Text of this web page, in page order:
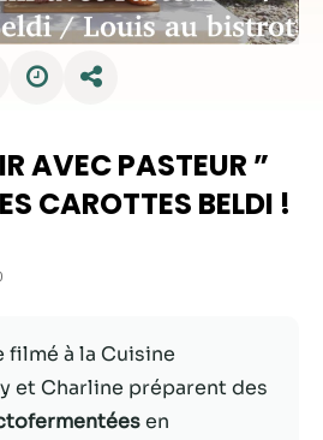
AVEC PASTEUR ”
CAROTTES BELDI !
filmé à la Cuisine
et Charline préparent des
en